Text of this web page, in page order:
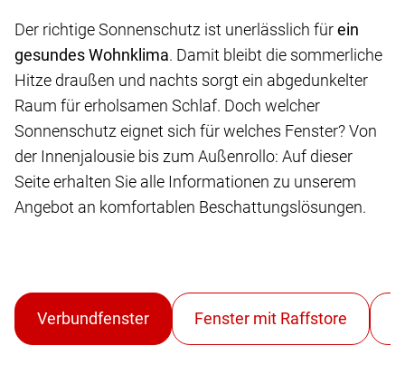
Der richtige Sonnenschutz ist unerlässlich fürein
gesundes Wohnklima. Damit bleibt die sommerliche
Hitze draußen und nachts sorgt ein abgedunkelter
Raum für erholsamen Schlaf. Doch welcher
Sonnenschutz eignet sich für welches Fenster? Von
der Innenjalousie bis zum Außenrollo: Auf dieser
Seite erhalten Sie alle Informationen zu unserem
Angebot an komfortablen Beschattungslösungen.